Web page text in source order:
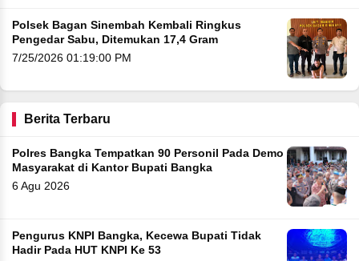
Polsek Bagan Sinembah Kembali Ringkus
Pengedar Sabu, Ditemukan 17,4 Gram
7/25/2026 01:19:00 PM
Berita Terbaru
Polres Bangka Tempatkan 90 Personil Pada Demo
Masyarakat di Kantor Bupati Bangka
6 Agu 2026
Pengurus KNPI Bangka, Kecewa Bupati Tidak
Hadir Pada HUT KNPI Ke 53